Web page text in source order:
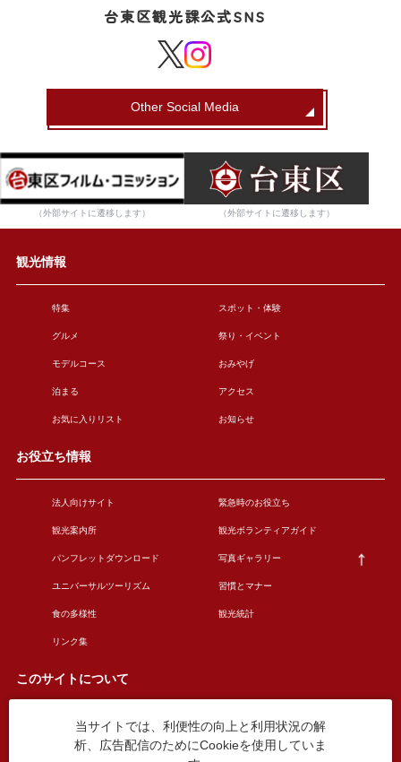
台東区観光課公式SNS
Other Social Media
（外部サイトに遷移します） （外部サイトに遷移します）
観光情報
特集 スポット・体験
グルメ 祭り・イベント
モデルコース おみやげ
泊まる アクセス
お気に入りリスト お知らせ
お役立ち情報
法人向けサイト 緊急時のお役立ち
観光案内所 観光ボランティアガイド
パンフレットダウンロード 写真ギャラリー
ユニバーサルツーリズム 習慣とマナー
食の多様性 観光統計
リンク集
このサイトについて
このサイトについて 広告掲載について
お問い合わせ
当サイトでは、利便性の向上と利用状況の解
析、広告配信のためにCookieを使用していま